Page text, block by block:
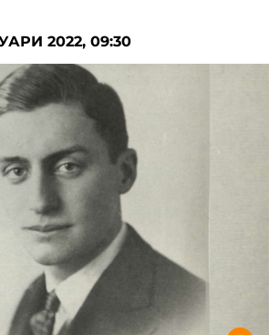
медии
2022, 09:30